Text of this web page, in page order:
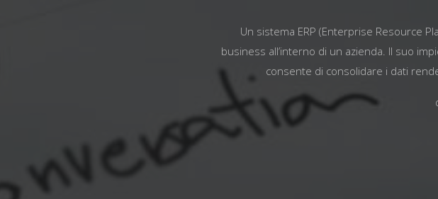
Un sistema ERP (Enterprise Resource
business all’interno di un azienda. Il suo
consente di consolidare i dati